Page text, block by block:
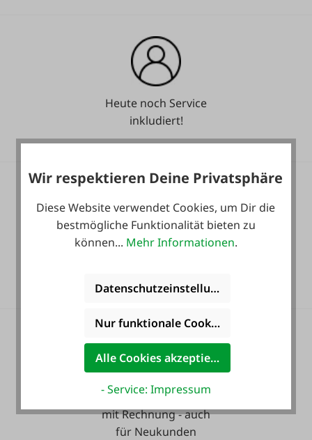
Heute noch Service
inkludiert!
36 Monate
Zahlung auf Wunsch
mit Rechnung - auch
für Neukunden
Wir respektieren Deine Privatsphäre
Diese Website verwendet Cookies, um Dir die
bestmögliche Funktionalität bieten zu
können... Mehr Informationen.
Datenschutzeinstellungen
Nur funktionale Cookies akzeptieren
Alle Cookies akzeptieren
- Service: Impressum